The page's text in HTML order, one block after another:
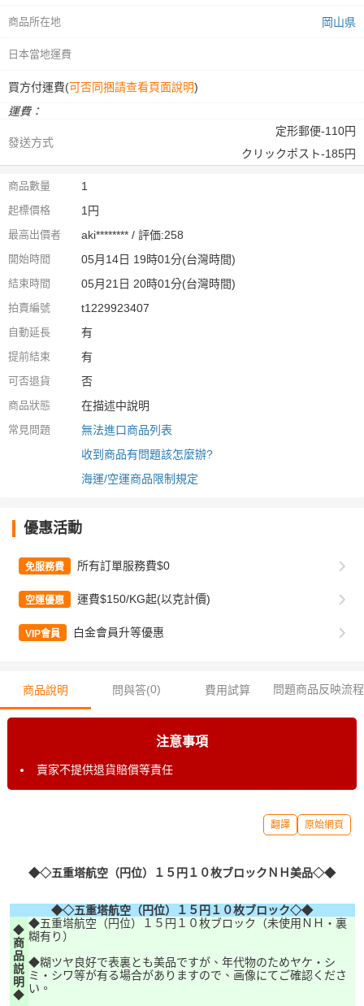
商品所在地 岡山県
日本當地運費
買方付運費(可否同捆請查看頁面說明)
運費：
發送方式
定形郵便-110円
クリックポスト-185円
商品數量 1
起標價格 1円
最高出價者 aki******** / 評価:258
開始時間 05月14日 19時01分(台灣時間)
結束時間 05月21日 20時01分(台灣時間)
拍賣編號 t1229923407
自動延長 有
提前結束 有
可否退貨 否
商品狀態 在描述中說明
常見問題
無法進口商品列表
收到商品有問題該怎麼辦?
海運/空運商品限制規定
優惠活動
免服務費 所有訂單服務費$0
空運優惠 運費$150/KG起(以克計價)
VIP會員 白金會員升等優惠
商品說明 問與答(0) 費用試算 問題商品反映流程
注意事項
賣家不提供退貨賠償等責任
翻譯 原始網頁
◆◇五重塔航空（円位）１５円１０枚ブロックＮＨ美品◇◆
◆◇五重塔航空（円位）１５ 円１０枚ブロック◇◆
◆
商
品
説
明
◆
◆五重塔航空（円位）１５円１０枚ブロック（未使用ＮＨ・裏
糊有り）
◆糊ツヤ良好で表裏とも美品ですが、年代物のためヤケ・シ
ミ・シワ等が有る場合がありますので、画像にてご確認くださ
い。